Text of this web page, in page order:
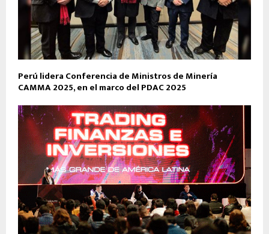
Perú lidera Conferencia de Ministros de Minería
CAMMA 2025, en el marco del PDAC 2025